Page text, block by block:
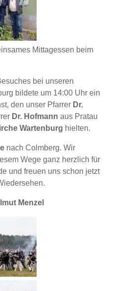
Mittagessen beim
bei unseren
bildete um 14:00 Uhr ein
den unser Pfarrer Dr.
Dr. Hofmann aus Pratau
Wartenburg hielten.
nach Colmberg. Wir
Wege ganz herzlich für
und freuen uns schon jetzt
Menzel